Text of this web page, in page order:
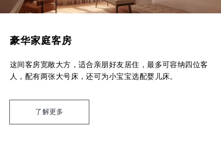
豪华家庭客房
这间客房宽敞大方，适合亲朋好友居住，最多可容纳四位客
人，配有两张大号床，还可为小宝宝选配婴儿床。
了解更多